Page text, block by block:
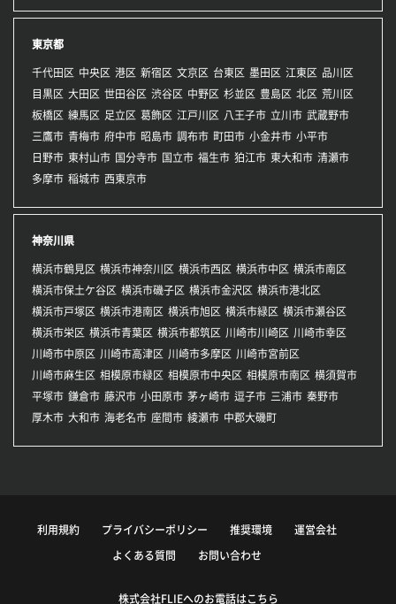
東京都
千代田区 中央区 港区 新宿区 文京区 台東区 墨田区 江東区 品川区
目黒区 大田区 世田谷区 渋谷区 中野区 杉並区 豊島区 北区 荒川区
板橋区 練馬区 足立区 葛飾区 江戸川区 八王子市 立川市 武蔵野市
三鷹市 青梅市 府中市 昭島市 調布市 町田市 小金井市 小平市
日野市 東村山市 国分寺市 国立市 福生市 狛江市 東大和市 清瀬市
多摩市 稲城市 西東京市
神奈川県
横浜市鶴見区 横浜市神奈川区 横浜市西区 横浜市中区 横浜市南区
横浜市保土ケ谷区 横浜市磯子区 横浜市金沢区 横浜市港北区
横浜市戸塚区 横浜市港南区 横浜市旭区 横浜市緑区 横浜市瀬谷区
横浜市栄区 横浜市青葉区 横浜市都筑区 川崎市川崎区 川崎市幸区
川崎市中原区 川崎市高津区 川崎市多摩区 川崎市宮前区
川崎市麻生区 相模原市緑区 相模原市中央区 相模原市南区 横須賀市
平塚市 鎌倉市 藤沢市 小田原市 茅ヶ崎市 逗子市 三浦市 秦野市
厚木市 大和市 海老名市 座間市 綾瀬市 中郡大磯町
利用規約 プライバシーポリシー 推奨環境 運営会社
よくある質問 お問い合わせ
株式会社FLIEへのお電話はこちら